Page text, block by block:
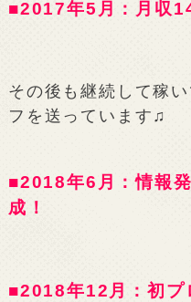
■2017年5月：月収
その後も継続して稼
フを送っています♫
■2018年6月：情報
成！
■2018年12月：初プ